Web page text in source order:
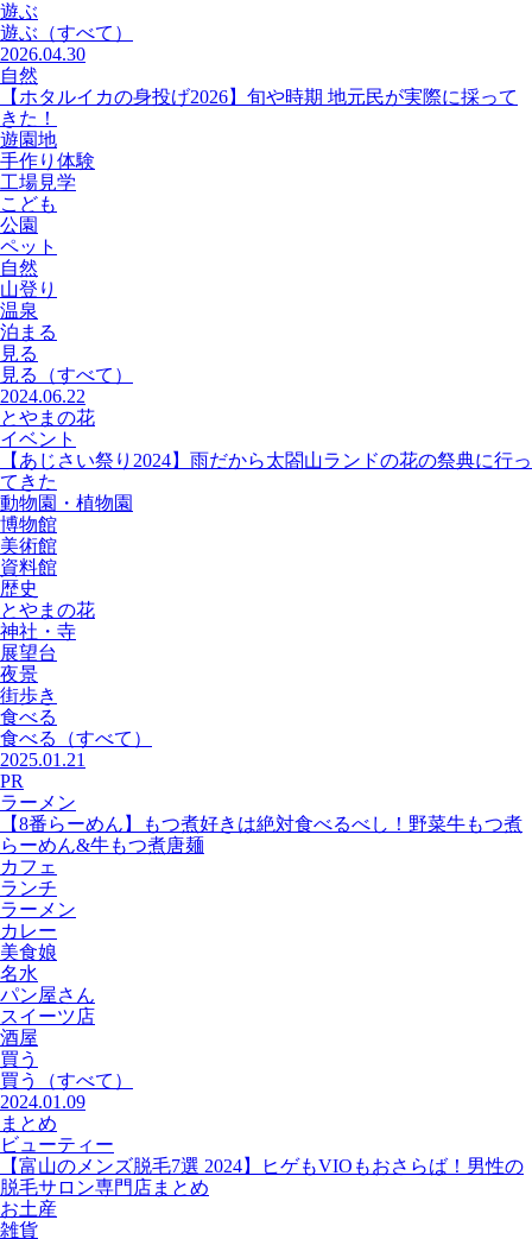
遊ぶ
遊ぶ （すべて）
2026.04.30
自然
【ホタルイカの身投げ2026】旬や時期 地元民が実際に採って
きた！
遊園地
手作り体験
工場見学
こども
公園
ペット
自然
山登り
温泉
泊まる
見る
見る
（すべて）
2024.06.22
とやまの花
イベント
【あじさい祭り2024】雨だから太閤山ランドの花の祭典に行っ
てきた
動物園・植物園
博物館
美術館
資料館
歴史
とやまの花
神社・寺
展望台
夜景
街歩き
食べる
食べる
（すべて）
2025.01.21
PR
ラーメン
【8番らーめん】もつ煮好きは絶対食べるべし！野菜牛もつ煮
らーめん&牛もつ煮唐麺
カフェ
ランチ
ラーメン
カレー
美食娘
名水
パン屋さん
スイーツ店
酒屋
買う
買う
（すべて）
2024.01.09
まとめ
ビューティー
【富山のメンズ脱毛7選 2024】ヒゲもVIOもおさらば！男性の
脱毛サロン専門店まとめ
お土産
雑貨